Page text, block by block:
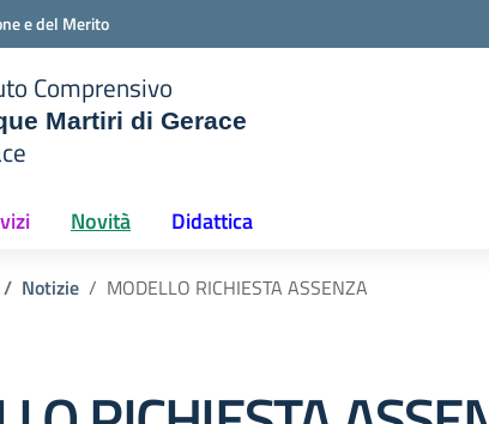
e del Merito
Comprensivo
Martiri di Gerace
Novità Didattica
Notizie MODELLO RICHIESTA ASSENZA